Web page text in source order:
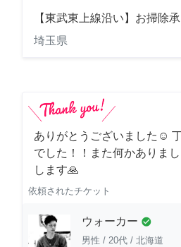
【東武東上線沿い】お掃除
埼玉県
ありがとうございました☺️
でした！！また何かありま
します🙏
依頼されたチケット
ウォーカー check_circle
男性 / 20代 / 北海道